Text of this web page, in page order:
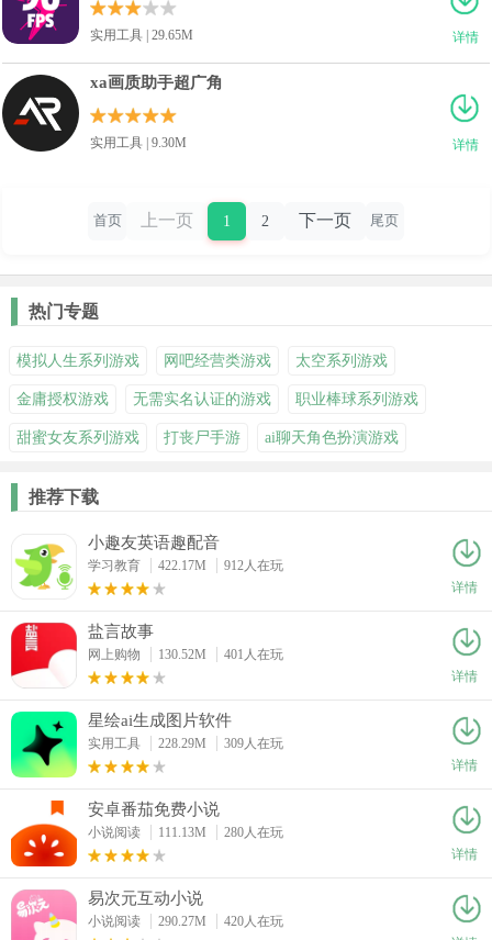
详情
实用工具 | 29.65M
详情
xa画质助手超广角
实用工具 | 9.30M
首页 上一页 1 2 下一页 尾页
热门专题
模拟人生系列游戏 网吧经营类游戏 太空系列游戏
金庸授权游戏 无需实名认证的游戏 职业棒球系列游戏
甜蜜女友系列游戏 打丧尸手游 ai聊天角色扮演游戏
推荐下载
小趣友英语趣配音
学习教育 422.17M
912人在玩
详情
盐言故事
网上购物 130.52M
401人在玩
详情
星绘ai生成图片软件
实用工具 228.29M
309人在玩
详情
安卓番茄免费小说
小说阅读 111.13M
280人在玩
详情
易次元互动小说
小说阅读 290.27M
420人在玩